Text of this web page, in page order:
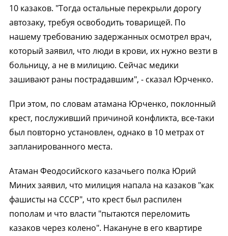
10 казаков. "Тогда остальные перекрыли дорогу
автозаку, требуя освободить товарищей. По
нашему требованию задержанных осмотрел врач,
который заявил, что люди в крови, их нужно везти в
больницу, а не в милицию. Сейчас медики
зашивают раны пострадавшим", - сказал Юрченко.
При этом, по словам атамана Юрченко, поклонный
крест, послуживший причиной конфликта, все-таки
был повторно установлен, однако в 10 метрах от
запланированного места.
Атаман Феодосийского казачьего полка Юрий
Миних заявил, что милиция напала на казаков "как
фашисты на СССР", что крест был распилен
пополам и что власти "пытаются переломить
казаков через колено". Накануне в его квартире